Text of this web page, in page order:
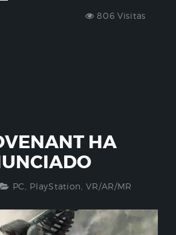
806 Visitas
HA
PC, PlayStation,VR/AR/MR